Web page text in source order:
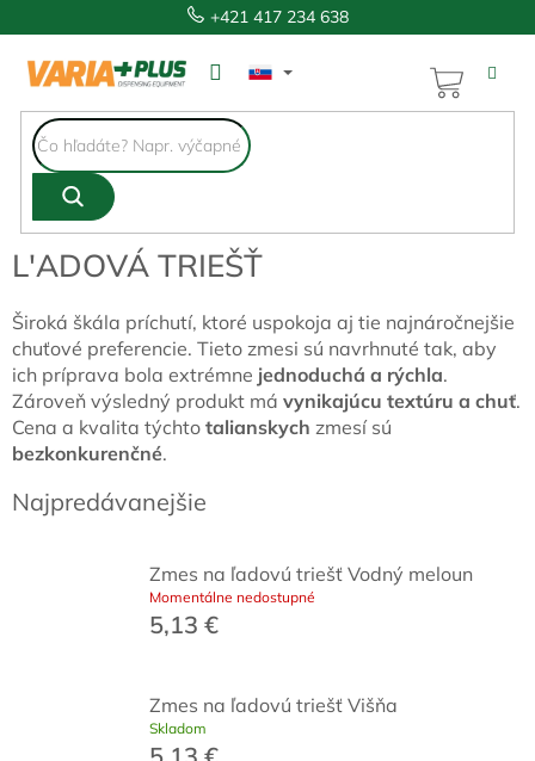
na
obsah
+421 417 234 638
KOŠÍK
L'ADOVÁ TRIEŠŤ
Široká škála príchutí, ktoré uspokoja aj tie najnáročnejšie
chuťové preferencie. Tieto zmesi sú navrhnuté tak, aby
ich príprava bola extrémne jednoduchá a rýchla.
Zároveň výsledný produkt má vynikajúcu textúru a chuť.
Cena a kvalita týchto talianskych zmesí sú
bezkonkurenčné.
Najpredávanejšie
Zmes na ľadovú triešť Vodný meloun
Momentálne nedostupné
5,13 €
Zmes na ľadovú triešť Višňa
Skladom